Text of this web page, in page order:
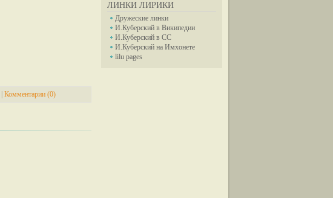
ЛИНКИ ЛИРИКИ
Дружеские линки
И.Куберский в Википедии
И.Куберский в СС
И.Куберский на Имхонете
lilu pages
Комментарии (0)